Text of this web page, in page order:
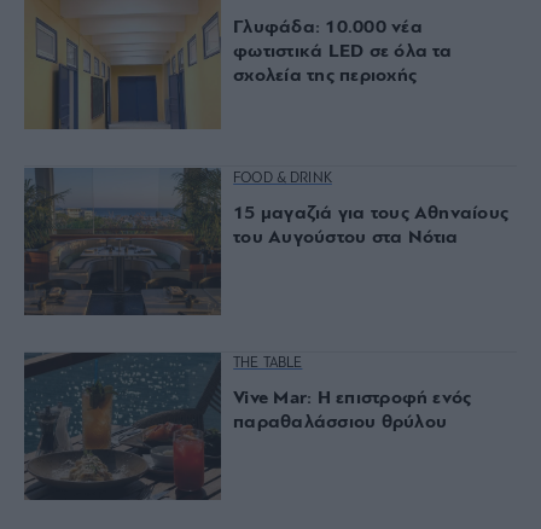
Γλυφάδα: 10.000 νέα
φωτιστικά LED σε όλα τα
σχολεία της περιοχής
FOOD & DRINK
15 μαγαζιά για τους Αθηναίους
του Αυγούστου στα Νότια
THE TABLE
Vive Mar: Η επιστροφή ενός
παραθαλάσσιου θρύλου